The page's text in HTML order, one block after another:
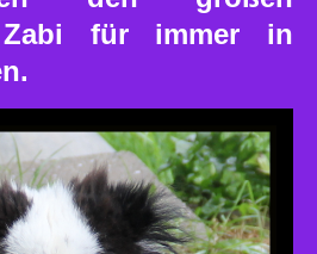
Zabi für immer in